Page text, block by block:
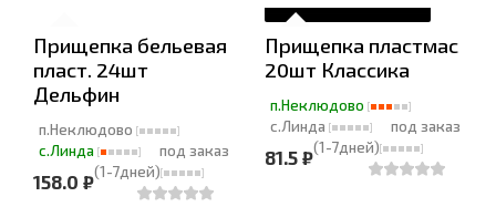
Прищепка бельевая
пласт. 24шт
Дельфин
п.Неклюдово
с.Линда
под заказ
(1-7дней)
158.0 ₽
Прищепка пластмас
20шт Классика
п.Неклюдово
с.Линда
под заказ
(1-7дней)
81.5 ₽